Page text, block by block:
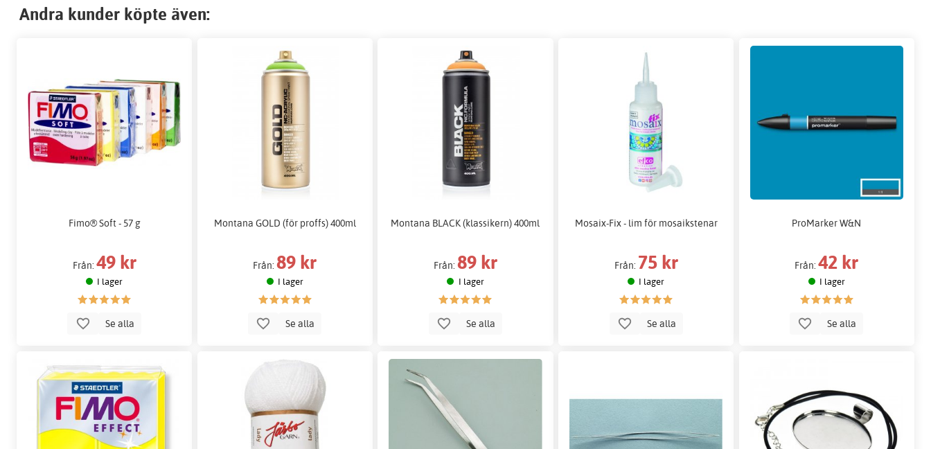
Andra kunder köpte även:
Fimo® Soft - 57 g
Från: 49 kr
I lager
Se alla
Montana GOLD (för proffs) 400ml
Från:89 kr
I lager
Se alla
Montana BLACK (klassikern) 400ml
Från: 89 kr
I lager
Se alla
Mosaix-Fix - lim för mosaikstenar
Från: 75 kr
I lager
Se alla
ProMarker W&N
Från:42 kr
I lager
Se alla